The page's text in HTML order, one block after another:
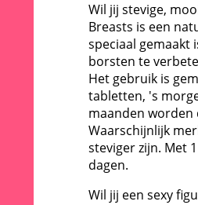
Wil jij stevige,
Breasts is een
speciaal gemaakt
borsten te
Het gebruik is
tabletten, 's
maanden worden
Waarschijnlijk
steviger zijn. Met
dagen.
Wil jij een sexy